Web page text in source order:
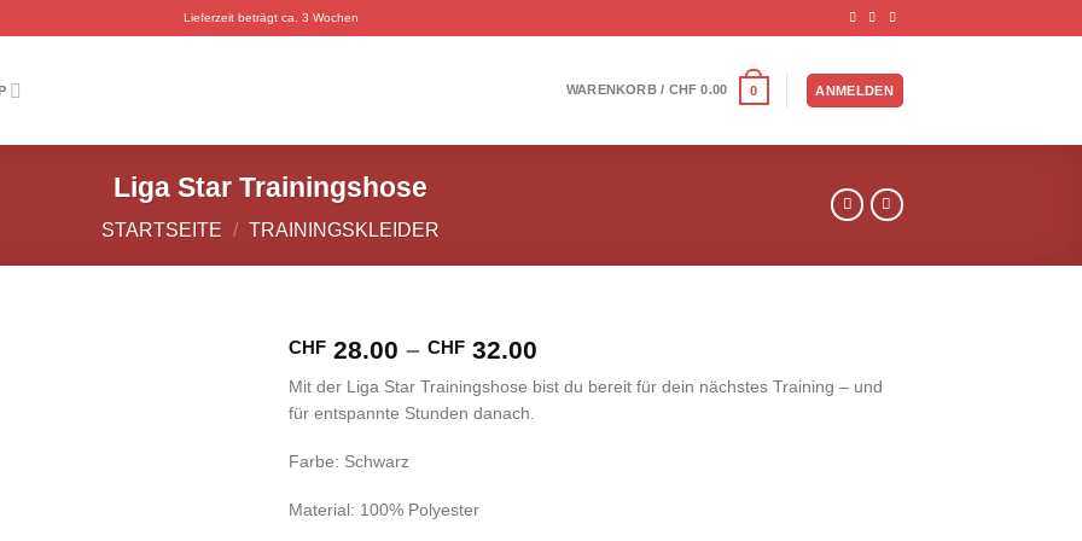
Lieferzeit beträgt ca. 3 Wochen
WARENKORB / CHF 0.00 0 ANMELDEN
Liga Star Trainingshose
STARTSEITE / TRAININGSKLEIDER
CHF 28.00 – CHF 32.00
Mit der Liga Star Trainingshose bist du bereit für dein nächstes Training – und
für entspannte Stunden danach.
Farbe: Schwarz
Material: 100% Polyester